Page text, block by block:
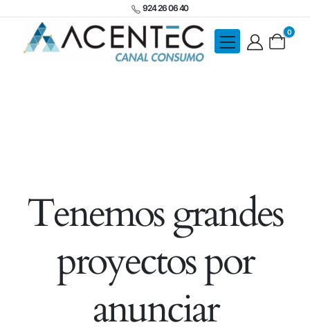
924 26 06 40
0
Tenemos grandes
proyectos por
anunciar